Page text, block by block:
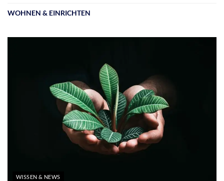
WOHNEN & EINRICHTEN
WISSEN & NEWS